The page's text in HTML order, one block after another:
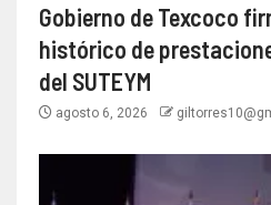
Gobierno de Texcoco
histórico de
del SUTEYM
agosto 6, 2026